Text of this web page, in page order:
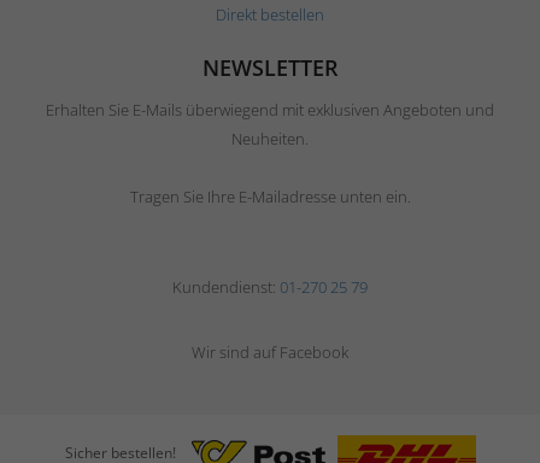
Direkt bestellen
NEWSLETTER
Erhalten Sie E-Mails überwiegend mit exklusiven Angeboten und
Neuheiten.
Tragen Sie Ihre E-Mailadresse unten ein.
Kundendienst: 01-270 25 79
Wir sind auf Facebook
Sicher bestellen!